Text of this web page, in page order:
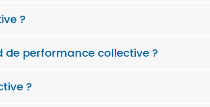
?
performance collective ?
?